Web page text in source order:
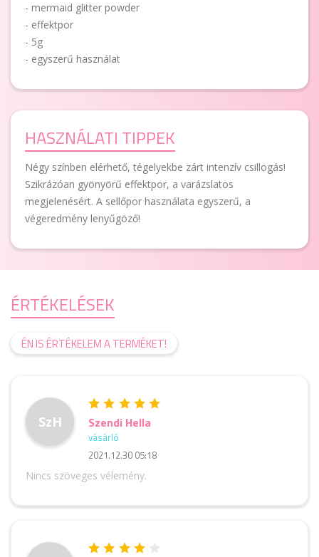
- mermaid glitter powder
- effektpor
- 5g
- egyszerű használat
HASZNÁLATI TIPPEK
Négy színben elérhető, tégelyekbe zárt intenzív csillogás!
Szikrázóan gyönyörű effektpor, a varázslatos
megjelenésért. A sellőpor használata egyszerű, a
végeredmény lenyűgöző!
ÉRTÉKELÉSEK
ÉN IS ÉRTÉKELEM A TERMÉKET!
SzH Szendi Hella
vásárló
2021.12.30 05:18
Nincs szöveges vélemény.